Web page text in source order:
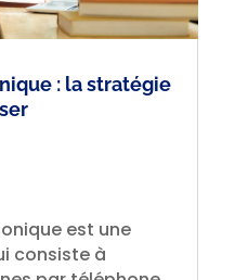
: la stratégie
est une
consiste à